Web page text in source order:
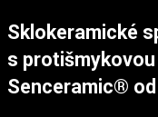
Sklokeramické
s
Senceramic® od